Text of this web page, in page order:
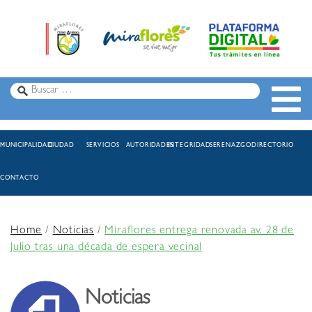
MUNICIPALIDADCIUDAD SERVICIOS AUTORIDADESINTEGRIDADSERENAZGODIRECTORIO
CONTACTO
Home/Noticias /Miraflores entrega renovada av. 28 de
Julio tras una década de espera vecinal
Noticias